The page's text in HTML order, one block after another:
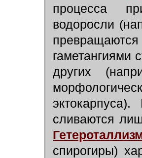
процесса
водоросли
превращаются
гаметангиями
других
сливаются
спирогиры)